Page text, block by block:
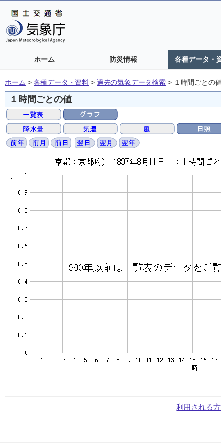
ホーム 防災情報 各種データ・
ホーム > 各種データ・資料 > 過去の気象データ検索 > １時間ごとの
１時間ごとの値
利用される